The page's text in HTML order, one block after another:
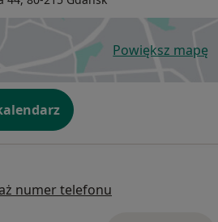
Powiększ mapę
otwiera
numer telefonu